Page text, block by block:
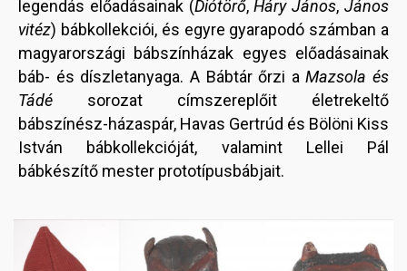
legendás előadásainak (Diótörő,Háry János,János
vitéz) bábkollekciói, és egyre gyarapodó számban a
magyarországi bábszínházak egyes előadásainak
báb- és díszletanyaga. A Bábtár őrzi aMazsola és
Tádé sorozat címszereplőit életrekeltő
bábszínész-házaspár, Havas Gertrúd és Bölöni Kiss
István bábkollekcióját, valamint Lellei Pál
bábkészítő mester prototípusbábjait.
Image